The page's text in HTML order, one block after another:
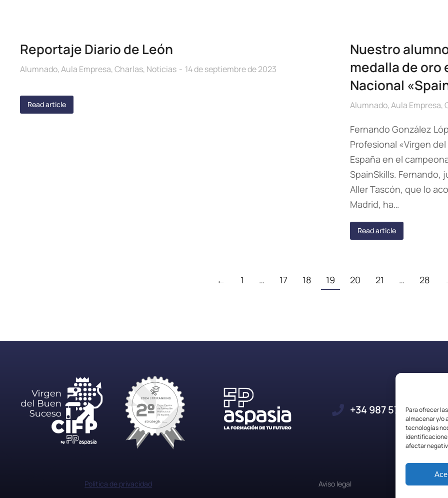
Para ofrecer
almacenar y/o
tecnologías
afectar
Reportaje Diario de León
Alumnado,Aula Empresa,Charlas, Noticias 14 de septiembre de 2023
Read article
Nuestro
medalla de oro
Nacional
Alumnado,Aula Empresa,
Fernando González
Profesional «Virgen
España en el
SpainSkills. Fernando,
Aller Tascón, que lo
Madrid, ha…
Read article
← 1 … 17 18 19 20 21 … 28
+34 987 57 23 23
Politica de privacidad Aviso legal